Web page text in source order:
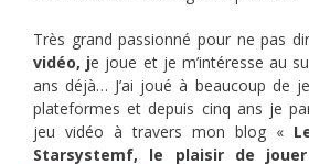
Très grand passionné pour ne pas
vidéo, je joue et je m’intéresse au
ans déjà… J’ai joué à beaucoup de
plateformes et depuis cinq ans je
jeu vidéo à travers mon blog «
Starsystemf, le plaisir de